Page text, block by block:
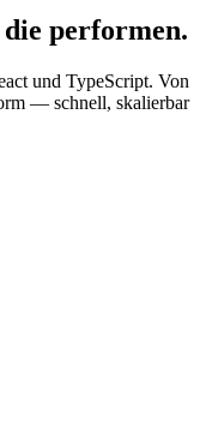
die performen.
und TypeScript. Von
— schnell, skalierbar